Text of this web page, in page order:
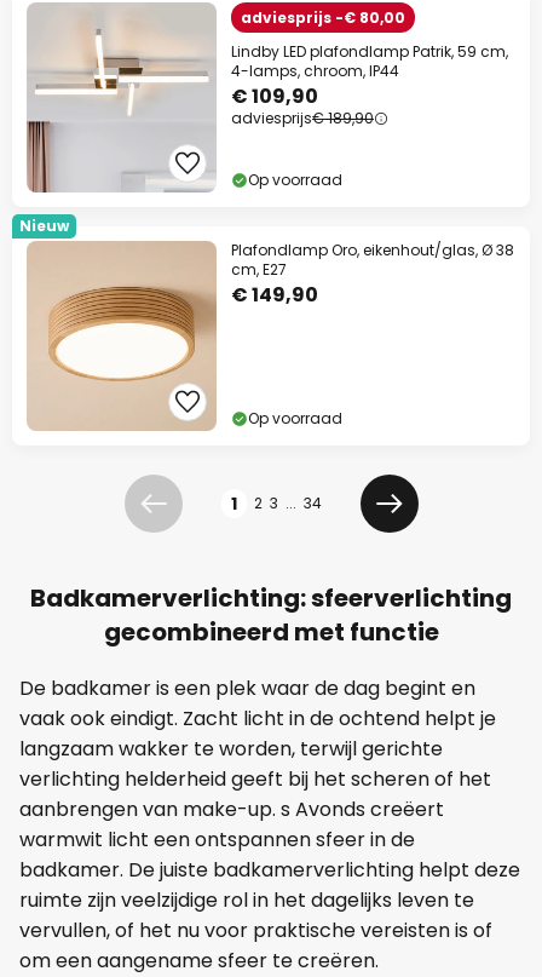
adviesprijs -€ 80,00
Lindby LED plafondlamp Patrik, 59 cm,
4-lamps, chroom, IP44
€ 109,90
adviesprijs€ 189,90
Op voorraad
Nieuw
Plafondlamp Oro, eikenhout/glas, Ø 38
cm, E27
€ 149,90
Op voorraad
Vorige 1 2 3 ... 34
Volgende
Badkamerverlichting: sfeerverlichting
gecombineerd met functie
De badkamer is een plek waar de dag begint en
vaak ook eindigt. Zacht licht in de ochtend helpt je
langzaam wakker te worden, terwijl gerichte
verlichting helderheid geeft bij het scheren of het
aanbrengen van make-up. s Avonds creëert
warmwit licht een ontspannen sfeer in de
badkamer. De juiste badkamerverlichting helpt deze
ruimte zijn veelzijdige rol in het dagelijks leven te
vervullen, of het nu voor praktische vereisten is of
om een aangename sfeer te creëren.